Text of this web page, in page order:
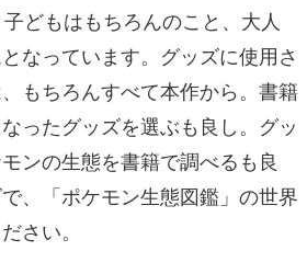
どもはもちろんのこと、大人
なっています。グッズに使用さ
もちろんすべて本作から。書籍
ったグッズを選ぶも良し。グッ
ンの生態を書籍で調べるも良
、「ポケモン生態図鑑」の世界
さい。